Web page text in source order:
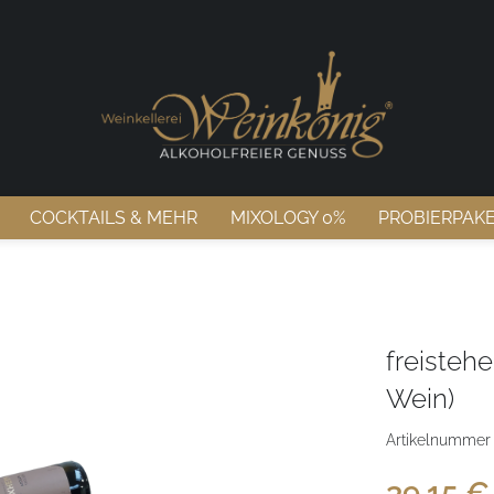
COCKTAILS & MEHR MIXOLOGY 0%
Wein)
Artikelnummer